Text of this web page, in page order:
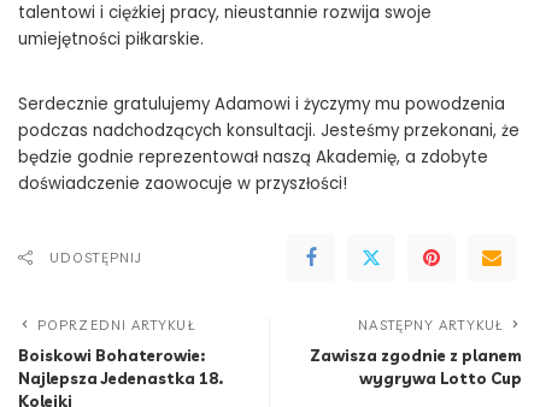
talentowi i ciężkiej pracy, nieustannie rozwija swoje
umiejętności piłkarskie.
Serdecznie gratulujemy Adamowi i życzymy mu powodzenia
podczas nadchodzących konsultacji. Jesteśmy przekonani, że
będzie godnie reprezentował naszą Akademię, a zdobyte
doświadczenie zaowocuje w przyszłości!
UDOSTĘPNIJ
POPRZEDNI ARTYKUŁ
Boiskowi Bohaterowie:
Najlepsza Jedenastka 18.
Kolejki
NASTĘPNY ARTYKUŁ
Zawisza zgodnie z planem
wygrywa Lotto Cup